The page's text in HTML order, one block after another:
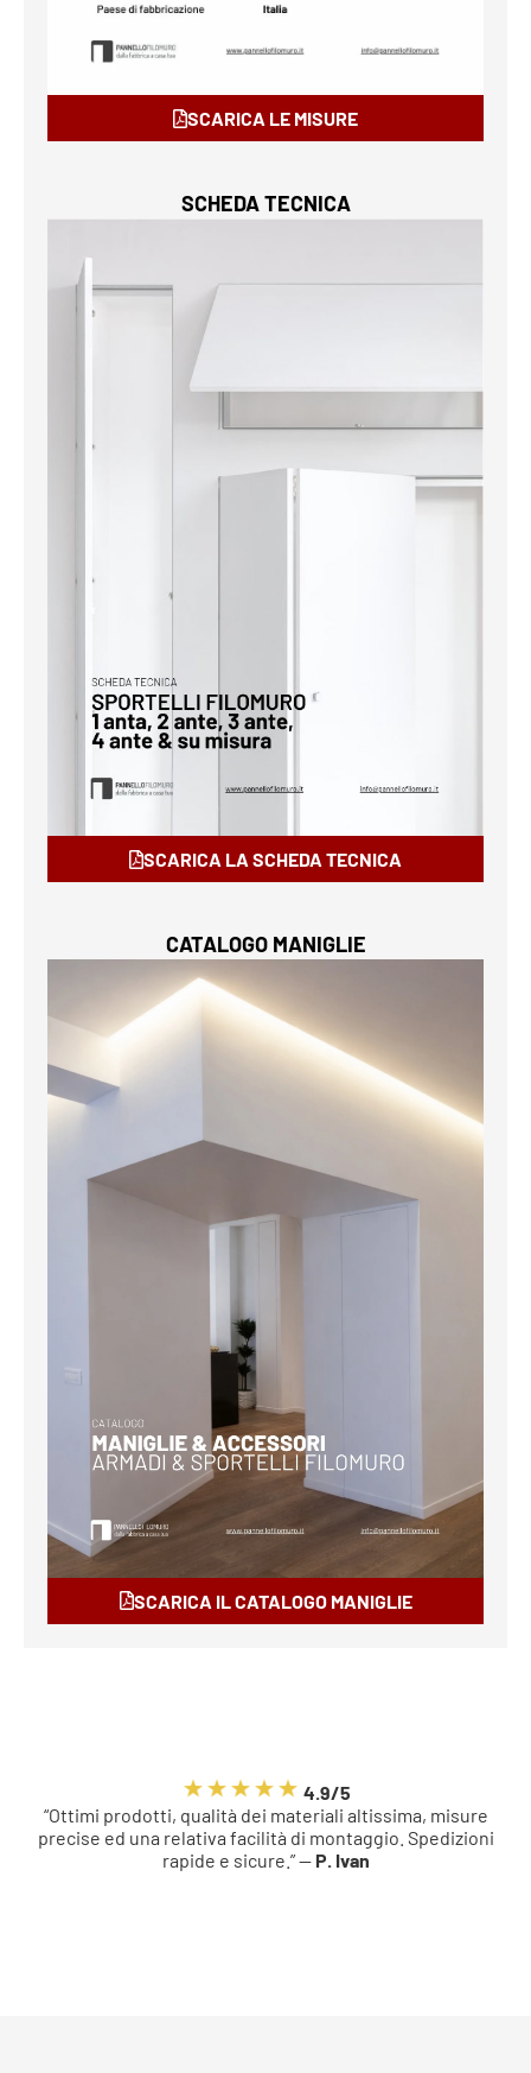
SCARICA LE MISURE
SCHEDA TECNICA
SCARICA LA SCHEDA TECNICA
CATALOGO MANIGLIE
SCARICA IL CATALOGO MANIGLIE
4.9/5
“Ottimi prodotti, qualità dei materiali altissima, misure
precise ed una relativa facilità di montaggio. Spedizioni
rapide e sicure.” — P. Ivan